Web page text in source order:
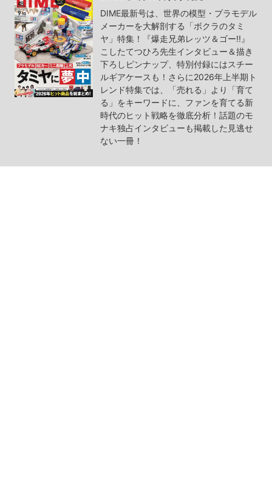
DIME最新号は、世界の模型・プラモデル
メーカーを大解剖する「ボクラのタミ
ヤ」特集！『爆走兄弟レッツ＆ゴー!!』
こしたてつひろ先生インタビュー＆描き
下ろしピンナップ、特別付録にはスチー
ルギアケースも！さらに2026年上半期ト
レンド特集では、「売れる」より「育て
る」をキーワードに、ファンを育てる新
時代のヒット戦略を徹底分析！話題のモ
ナキ独占インタビューも掲載した見逃せ
ない一冊！